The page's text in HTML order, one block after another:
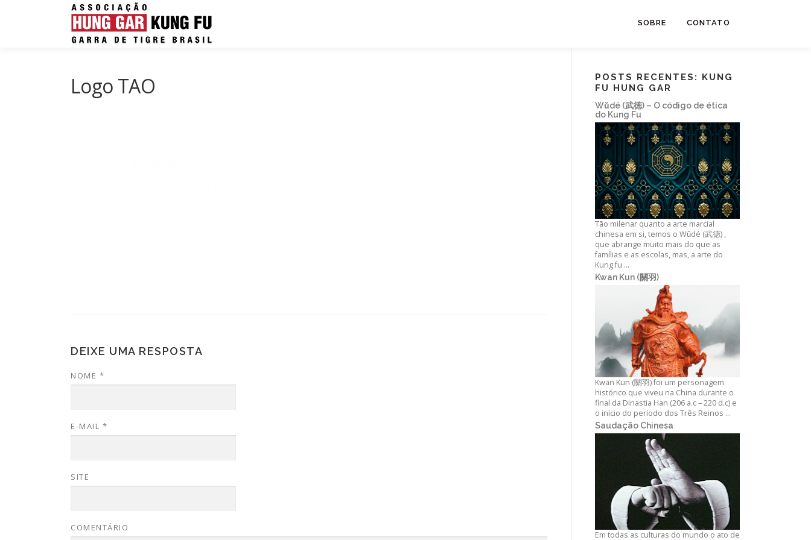
Pular para o conteúdo
SOBRE CONTATO
Logo TAO
DEIXE UMA RESPOSTA
NOME *
E-MAIL *
SITE
COMENTÁRIO
POSTS RECENTES: KUNG
FU HUNG GAR
Wǔdé (武徳) – O código de ética
do Kung Fu
Tão milenar quanto a arte marcial
chinesa em si, temos o Wǔdé (武徳) ,
que abrange muito mais do que as
famílias e as escolas, mas, a arte do
Kung fu …
Kwan Kun (關羽)
Kwan Kun (關羽) foi um personagem
histórico que viveu na China durante o
final da Dinastia Han (206 a.c – 220 d.c) e
o início do período dos Três Reinos …
Saudação Chinesa
Em todas as culturas do mundo o ato de